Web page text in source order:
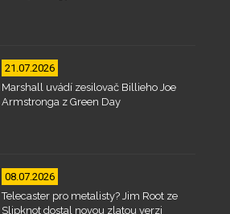
21.07.2026
Marshall uvádí zesilovač Billieho Joe
Armstronga z Green Day
08.07.2026
Telecaster pro metalisty? Jim Root ze
Slipknot dostal novou zlatou verzi